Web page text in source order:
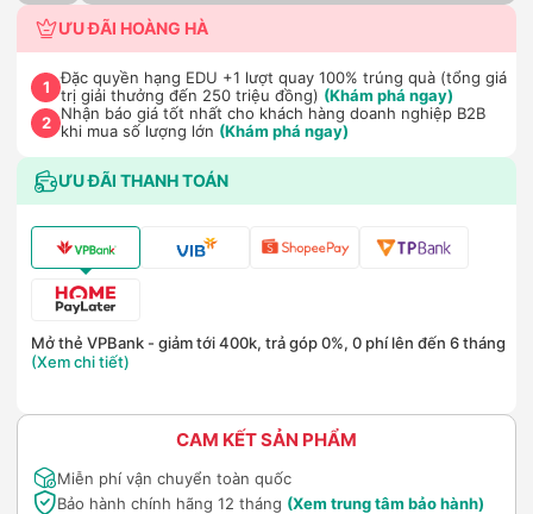
ƯU ĐÃI HOÀNG HÀ
1
Đặc quyền hạng EDU +1 lượt quay 100% trúng quà (tổng giá
trị giải thưởng đến 250 triệu đồng) (Khám phá ngay)
2 Nhận báo giá tốt nhất cho khách hàng doanh nghiệp B2B
khi mua số lượng lớn (Khám phá ngay)
ƯU ĐÃI THANH TOÁN
Mở thẻ VPBank - giảm tới 400k, trả góp 0%, 0 phí lên đến 6 tháng
(Xem chi tiết)
CAM KẾT SẢN PHẨM
Miễn phí vận chuyển toàn quốc
Bảo hành chính hãng 12 tháng (Xem trung tâm bảo hành)